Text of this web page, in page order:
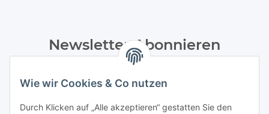
Wie wir Cookies & Co nutzen
Durch Klicken auf „Alle akzeptieren“ gestatten Sie den
Newsletter Abonnieren
Bitte senden Sie mir entsprechend Ihrer
Datenschutzerklärungregelmäßig und jederzeit widerruflich